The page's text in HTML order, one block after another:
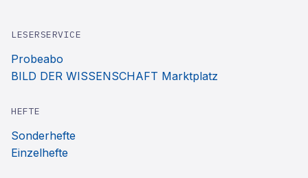
LESERSERVICE
Probeabo
BILD DER WISSENSCHAFT Marktplatz
HEFTE
Sonderhefte
Einzelhefte